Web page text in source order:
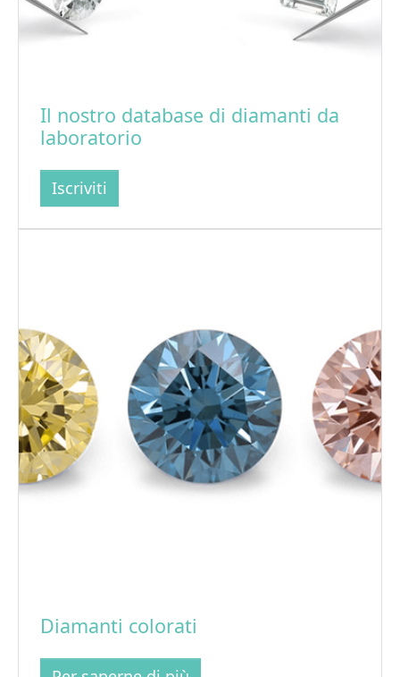
Il nostro database di diamanti da
laboratorio
Iscriviti
Diamanti colorati